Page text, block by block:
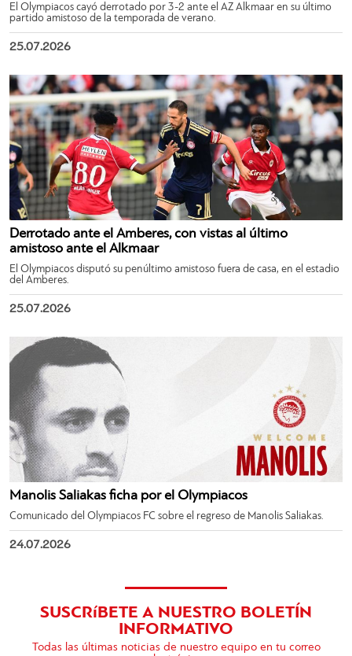
El Olympiacos cayó derrotado por 3-2 ante el AZ Alkmaar en su último
partido amistoso de la temporada de verano.
25.07.2026
Derrotado ante el Amberes, con vistas al último
amistoso ante el Alkmaar
El Olympiacos disputó su penúltimo amistoso fuera de casa, en el estadio
del Amberes.
25.07.2026
Manolis Saliakas ficha por el Olympiacos
Comunicado del Olympiacos FC sobre el regreso de Manolis Saliakas.
24.07.2026
SUSCRíBETE A NUESTRO BOLETÍN
INFORMATIVO
Todas las últimas noticias de nuestro equipo en tu correo